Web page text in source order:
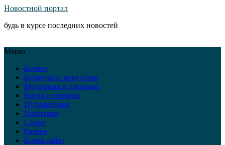
Новостной портал
будь в курсе последних новостей
Меню
Бизнес
Культура и искусство
Медицина и здоровье
Наука и техника
Путешествия
Политика
Спорт
Разное
Карта сайта